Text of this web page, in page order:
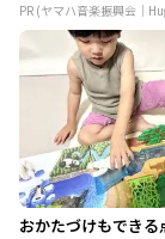
PR (ヤマハ音楽振興会｜
おかたづけもできる